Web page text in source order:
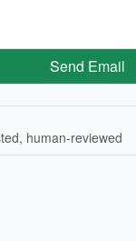
Send Email
human-reviewed